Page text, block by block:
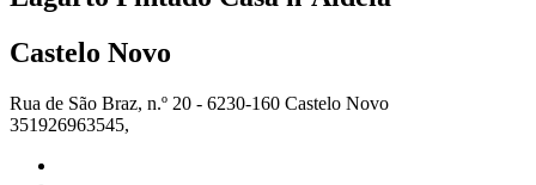
Castelo Novo
Rua de São Braz, n.º 20 - 6230-160 Castelo Novo
351926963545,